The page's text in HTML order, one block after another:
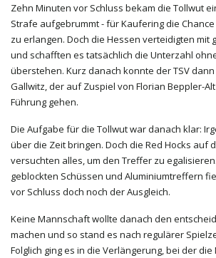
Zehn Minuten vor Schluss bekam die Tollwut
Strafe aufgebrummt - für Kaufering die
zu erlangen. Doch die Hessen verteidigten mit
und schafften es tatsächlich die Unterzahl
überstehen. Kurz danach konnte der TSV
Gallwitz, der auf Zuspiel von Florian Beppler-
Führung gehen.
Die Aufgabe für die Tollwut war danach klar:
über die Zeit bringen. Doch die Red Hocks auf
versuchten alles, um den Treffer zu
geblockten Schüssen und Aluminiumtreffern
vor Schluss doch noch der Ausgleich.
Keine Mannschaft wollte danach den
machen und so stand es nach regulärer
Folglich ging es in die Verlängerung, bei der